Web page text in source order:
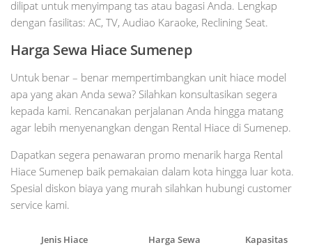
dilipat untuk menyimpang tas atau bagasi Anda. Lengkap
dengan fasilitas: AC, TV, Audiao Karaoke, Reclining Seat.
Harga Sewa Hiace Sumenep
Untuk benar – benar mempertimbangkan unit hiace model
apa yang akan Anda sewa? Silahkan konsultasikan segera
kepada kami. Rencanakan perjalanan Anda hingga matang
agar lebih menyenangkan dengan Rental Hiace di Sumenep.
Dapatkan segera penawaran promo menarik harga Rental
Hiace Sumenep baik pemakaian dalam kota hingga luar kota.
Spesial diskon biaya yang murah silahkan hubungi customer
service kami.
Jenis Hiace Harga Sewa
Kapasitas